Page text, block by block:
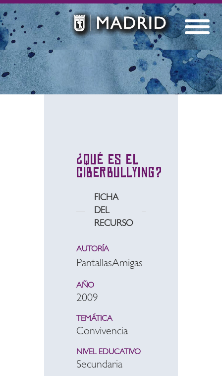
¿Qué es el
Ciberbullying?
FICHA
DEL
RECURSO
AUTORÍA
PantallasAmigas
AÑO
2009
TEMÁTICA
Convivencia
NIVEL EDUCATIVO
Secundaria